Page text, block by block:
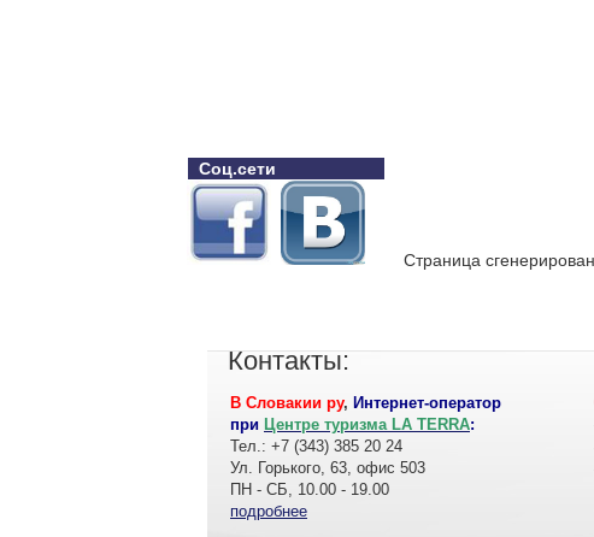
Соц.сети
Страница
Контакты:
В Словакии ру, Интернет-оператор
при Центре туризма LA TERRA:
Тел.: +7 (343) 385 20 24
Ул. Горького, 63, офис 503
ПН - СБ, 10.00 - 19.00
подробнее